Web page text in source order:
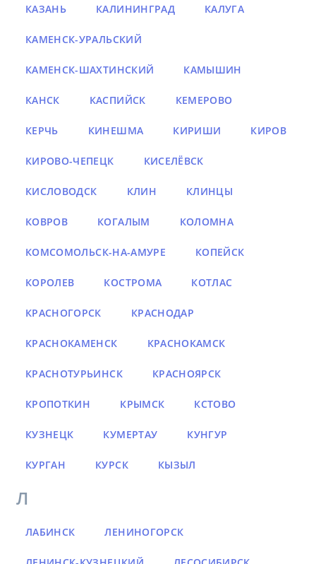
КАЗАНЬ КАЛИНИНГРАД КАЛУГА
КАМЕНСК-УРАЛЬСКИЙ
КАМЕНСК-ШАХТИНСКИЙ КАМЫШИН
КАНСК КАСПИЙСК КЕМЕРОВО
КЕРЧЬ КИНЕШМА КИРИШИ КИРОВ
КИРОВО-ЧЕПЕЦК КИСЕЛЁВСК
КИСЛОВОДСК КЛИН КЛИНЦЫ
КОВРОВ КОГАЛЫМ КОЛОМНА
КОМСОМОЛЬСК-НА-АМУРЕ КОПЕЙСК
КОРОЛЕВ КОСТРОМА КОТЛАС
КРАСНОГОРСК КРАСНОДАР
КРАСНОКАМЕНСК КРАСНОКАМСК
КРАСНОТУРЬИНСК КРАСНОЯРСК
КРОПОТКИН КРЫМСК КСТОВО
КУЗНЕЦК КУМЕРТАУ КУНГУР
КУРГАН КУРСК КЫЗЫЛ
Л
ЛАБИНСК ЛЕНИНОГОРСК